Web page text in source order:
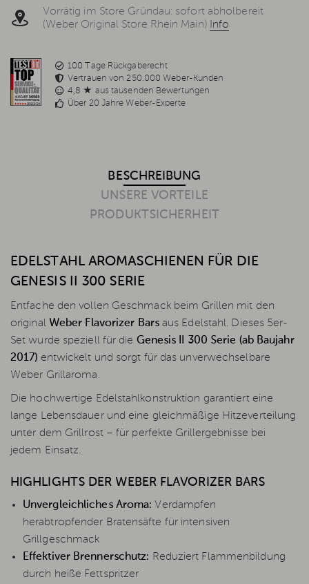
erhalten. Weitere Informationen in derDatenschutzerklärung
Vorrätig im Store Gründau: sofort abholbereit
(Weber Original Store Rhein Main) Info
100 Tage Rückgaberecht
Vertrauen von 250.000 Weber-Kunden
4,8 ★ aus tausenden Bewertungen
Über 20 Jahre Weber-Experte
BESCHREIBUNG
UNSERE VORTEILE
PRODUKTSICHERHEIT
EDELSTAHL AROMASCHIENEN FÜR DIE
GENESIS II 300 SERIE
Entfache den vollen Geschmack beim Grillen mit den
original Weber Flavorizer Barsaus Edelstahl. Dieses 5er-
Set wurde speziell für die Genesis II 300 Serie (ab Baujahr
2017) entwickelt und sorgt für das unverwechselbare
Weber Grillaroma.
Die hochwertige Edelstahlkonstruktion garantiert eine
lange Lebensdauer und eine gleichmäßige Hitzeverteilung
unter dem Grillrost – für perfekte Grillergebnisse bei
jedem Einsatz.
HIGHLIGHTS DER WEBER FLAVORIZER BARS
Unvergleichliches Aroma: Verdampfen
herabtropfender Bratensäfte für intensiven
Grillgeschmack
Effektiver Brennerschutz: Reduziert Flammenbildung
durch heiße Fettspritzer